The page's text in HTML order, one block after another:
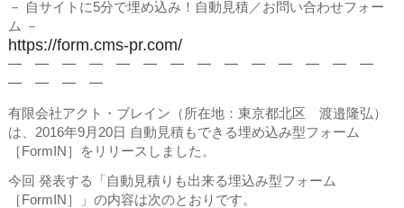
－ 自サイトに5分で埋め込み！自動見積／お問い合わせフォー
ム －
https://form.cms-pr.com/
━ ━ ━ ━ ━ ━ ━ ━ ━ ━ ━ ━ ━ ━
━ ━ ━ ━
有限会社アクト・ブレイン（所在地：東京都北区 渡邉隆弘）
は、2016年9月20日 自動見積もできる埋め込み型フォーム
［FormIN］をリリースしました。
今回 発表する「自動見積りも出来る埋込み型フォーム
［FormIN］」の内容は次のとおりです。